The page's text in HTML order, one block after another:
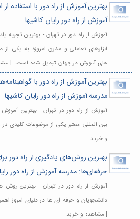
بهترین آموزش از راه دور با استفاده
آموزش از راه دور رایان کاشیها
آموزش از راه دور در تهران - بهترین تجربه
ابزارهای تعاملی و مدرن امروزه به یکی
های آموزش در جهان تبدیل شده است،. |
بهترین آموزش از راه دور با
مدرسه آموزش از راه دور رایان کاشیها
آموزش از راه دور در تهران - بهترین آموزش
بین المللی معتبر یکی از موضوعات کلیدی
و خرید
بهترین روش‌های یادگیری از راه دور
حرفه‌ای‌ها: مدرسه آموزش از راه دور
آموزش از راه دور در تهران - بهترین روش
دانشجویان و حرفه ای ها در دنیای امروز
| مشاهده و خرید